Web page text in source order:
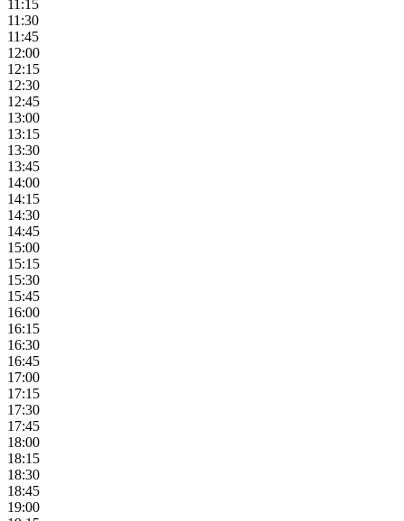
11:15
11:30
11:45
12:00
12:15
12:30
12:45
13:00
13:15
13:30
13:45
14:00
14:15
14:30
14:45
15:00
15:15
15:30
15:45
16:00
16:15
16:30
16:45
17:00
17:15
17:30
17:45
18:00
18:15
18:30
18:45
19:00